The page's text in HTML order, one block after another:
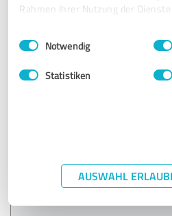
Rahmen Ihrer Nutzung der
Impressum
Einwilligungsauswahl
Notwendig
Statistiken
AUSWAHL
Lange habe ich überlegt, wie ich
ja auch nicht immer so einfach
und Corinna haben ein super
Tagesretreat angeboten und ich
nur wundervoll. Ich durfte so
viel neue Erfahrungen für mich
einfach wunderbar. Absolute
empfehlen, wenn jemand auf
und einfach nur Ruhe braucht.
SEIN! DANKE